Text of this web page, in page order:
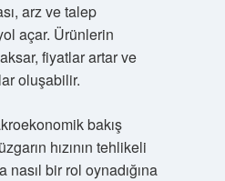
arz ve talep
açar. Ürünlerin
fiyatlar artar ve
oluşabilir.
bakış
hızının tehlikeli
bir rol oynadığına